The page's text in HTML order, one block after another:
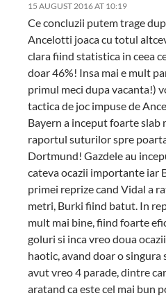
15 AUGUST 2016 AT 10:19
Ce concluzii putem trage
Ancelotti joaca cu totul
clara fiind statistica in ceea
doar 46%! Insa mai e mult
primul meci dupa vacanta!)
tactica de joc impuse de
Bayern a inceput foarte slab
raportul suturilor spre
Dortmund! Gazdele au
cateva ocazii importante iar
primei reprize cand Vidal a
metri, Burki fiind batut. In
mult mai bine, fiind foarte
goluri si inca vreo doua
haotic, avand doar o singura
avut vreo 4 parade, dintre
aratand ca este cel mai bun